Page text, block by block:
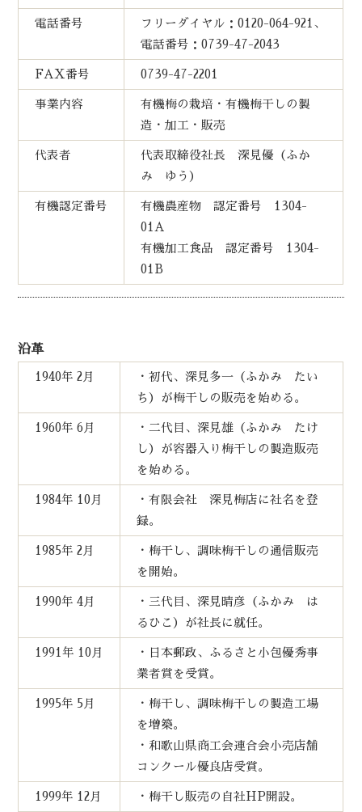
電話番号
フリーダイヤル：0120-064-921、
電話番号：0739-47-2043
FAX番号 0739-47-2201
事業内容
有機梅の栽培・有機梅干しの製
造・加工・販売
代表者
代表取締役社長 深見優（ふか
み ゆう）
有機認定番号
有機農産物 認定番号 1304-
01A
有機加工食品 認定番号 1304-
01B
沿革
1940年 2月
・初代、深見多一（ふかみ たい
ち）が梅干しの販売を始める。
1960年 6月
・二代目、深見雄（ふかみ たけ
し）が容器入り梅干しの製造販売
を始める。
1984年 10月
・有限会社 深見梅店に社名を登
録。
1985年 2月
・梅干し、調味梅干しの通信販売
を開始。
1990年 4月
・三代目、深見晴彦（ふかみ は
るひこ）が社長に就任。
1991年 10月
・日本郵政、ふるさと小包優秀事
業者賞を受賞。
1995年 5月
・梅干し、調味梅干しの製造工場
を増築。
・和歌山県商工会連合会小売店舗
コンクール優良店受賞。
1999年 12月 ・梅干し販売の自社HP開設。